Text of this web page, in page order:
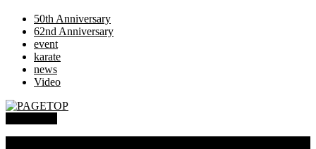
50th Anniversary
62nd Anniversary
event
karate
news
Video